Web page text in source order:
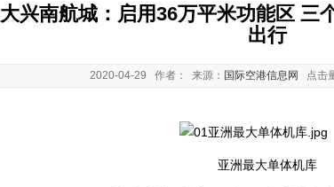
大兴南航城：启用36万平米功能区 三
出行
2020-04-29 作者： 来源： 国际空港信息网 点击
亚洲最大单体机库